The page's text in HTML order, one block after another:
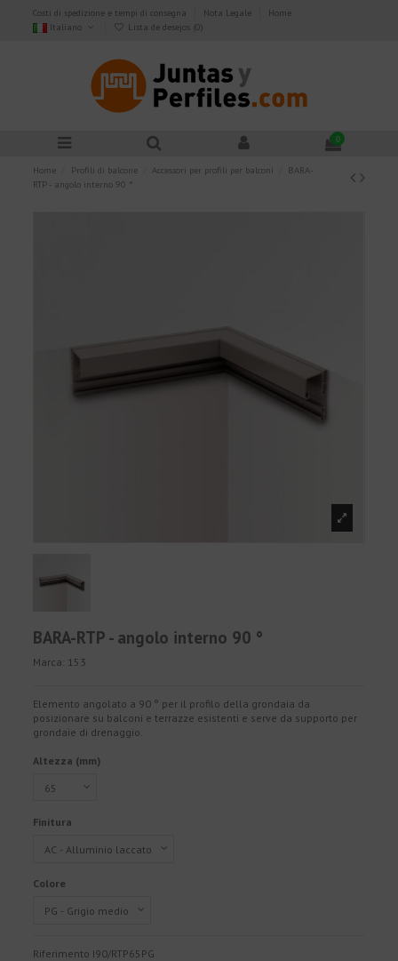
Costi di spedizione e tempi di consegna Nota Legale
Home
Italiano
Lista de desejos (0)
0
Home Profili di balcone Accessori per profili per balconi
BARA-
RTP - angolo interno 90 °
BARA-RTP - angolo interno 90 °
Marca: 153
Elemento angolato a 90 ° per il profilo della grondaia da
posizionare su balconi e terrazze esistenti e serve da supporto per
grondaie di drenaggio.
Altezza (mm)
Finitura
Colore
Riferimento I90/RTP65PG